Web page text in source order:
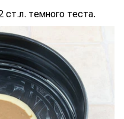
ст.л. темного теста.